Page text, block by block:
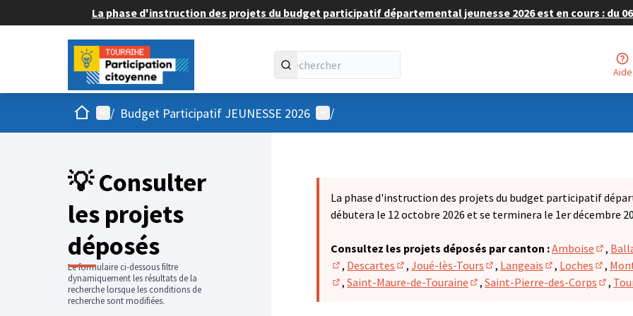
La phase d'instruction des projets du budget participatif départemental jeunesse 2026 est en cours : du
Aide
AccueilMenu principal
/ Budget Participatif JEUNESSE 2026 Menu utilisateur
/
💡 Consulter
les projets
déposés
Le formulaire ci-dessous filtre
dynamiquement les résultats de la
recherche lorsque les conditions de
recherche sont modifiées.
La phase d'instruction des projets du budget participatif
débutera le 12 octobre 2026 et se terminera le 1er décembre
Consultez les projets déposés par canton :Amboise
,
(S'ouvre dans un nouvel onglet)
, Descartes
(S'ouvre dans un nouvel onglet)
, Joué-lès-Tours
(S'ouvre dans un nouvel
, Langeais
(S'ouvre dans un
, Loches
,
, Saint-Maure-de-Touraine
, Saint-Pierre-des-Corps
,